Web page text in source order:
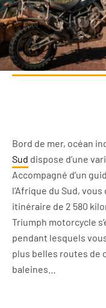
Bord de mer, océan
Sud dispose d’une
Accompagné d’un
l’Afrique du Sud,
itinéraire de 2 580
Triumph motorcycle
pendant lesquels
plus belles routes de
baleines…